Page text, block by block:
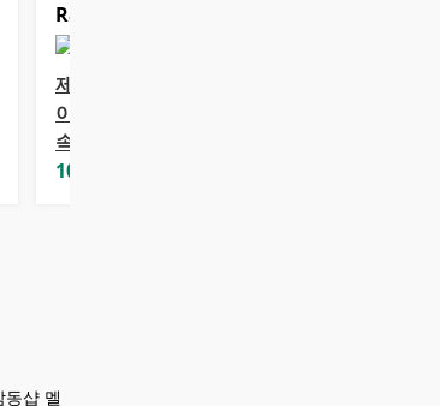
Rank
제이숲 딥그린제
이 검정콩 단백질
속눈썹 영양제
10,900
샵 멜